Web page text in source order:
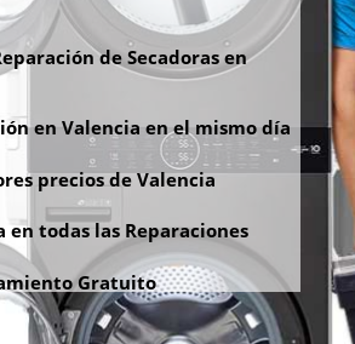
de Secadoras en
en Valencia en el mismo día
precios de Valencia
en todas las Reparaciones
Gratuito